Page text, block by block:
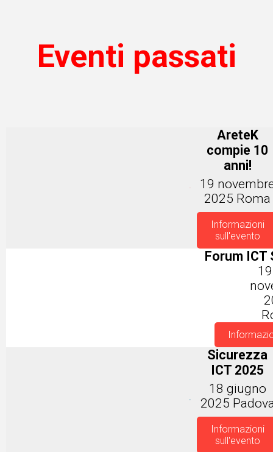
Eventi passati
AreteK
compie 10
anni!
19
2025 Roma
Informazioni
sull'evento
Forum ICT
Sicurezza
ICT 2025
18 giugno
2025
Informazioni
sull'evento